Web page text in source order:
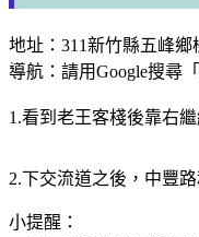
地址：311新竹縣五峰鄉
導航：請用Google搜尋
1.看到老王客棧後靠右
2.下交流道之後，中豐
小提醒：